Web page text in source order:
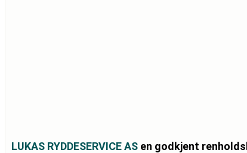
LUKAS RYDDESERVICE AS en godkjent